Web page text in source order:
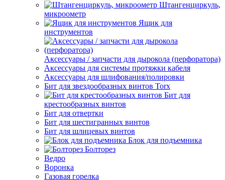
Штангенциркуль,
микроометр
Ящик для
инструментов
Аксессуары / запчасти для дырокола (перфоратора)
Аксессуары для системы протяжки кабеля
Аксессуары для шлифования/полировки
Бит для звездообразных винтов Torx
Бит для
крестообразных винтов
Бит для отвертки
Бит для шестигранных винтов
Бит для шлицевых винтов
Блок для подъемника
Болторез
Ведро
Воронка
Газовая горелка